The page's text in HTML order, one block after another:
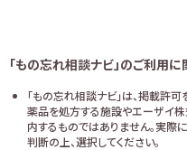
「もの忘れ相談ナビ」のご利用
「もの忘れ相談ナビ」は、掲載許
薬品を処方する施設やエーザイ株
内するものではありません。実際
判断の上、選択してください。